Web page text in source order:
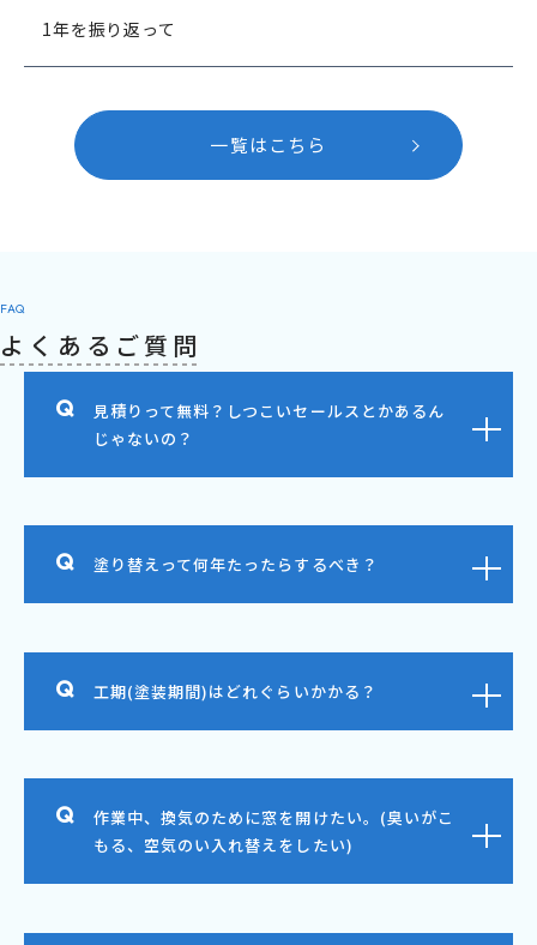
1年を振り返って
一覧はこちら
FAQ
よくあるご質問
見積りって無料？しつこいセールスとかあるん
じゃないの？
塗り替えって何年たったらするべき？
工期(塗装期間)はどれぐらいかかる？
作業中、換気のために窓を開けたい。(臭いがこ
もる、空気のい入れ替えをしたい)